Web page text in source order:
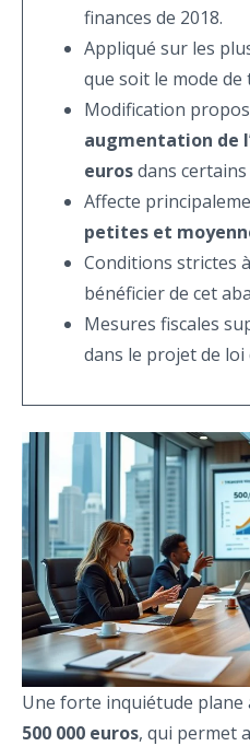
finances de 2018.
Appliqué sur les
que soit le mode de
Modification
augmentation de
eurosdans certains
Affecte
petites et
Conditions strictes
bénéficier de cet
Mesures fiscales
dans le projet de loi
Une forte inquiétude plane
500 000 euros, qui permet